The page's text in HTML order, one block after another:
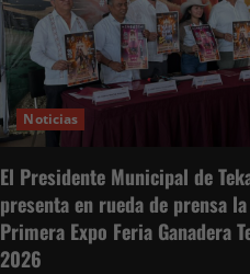
Noticias
El Presidente Municipal de
presenta en rueda de prensa la
Primera Expo Feria Ganadera
2026